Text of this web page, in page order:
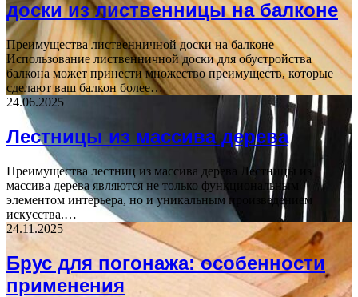
доски из лиственницы на балконе
Преимущества лиственничной доски на балконе
Использование лиственничной доски для обустройства
балкона может принести множество преимуществ, которые
сделают ваш балкон более…
24.06.2025
Лестницы из массива дерева
Преимущества лестниц из массива дерева Лестницы из
массива дерева являются не только функциональным
элементом интерьера, но и уникальным произведением
искусства.…
24.11.2025
Брус для погонажа: особенности
применения